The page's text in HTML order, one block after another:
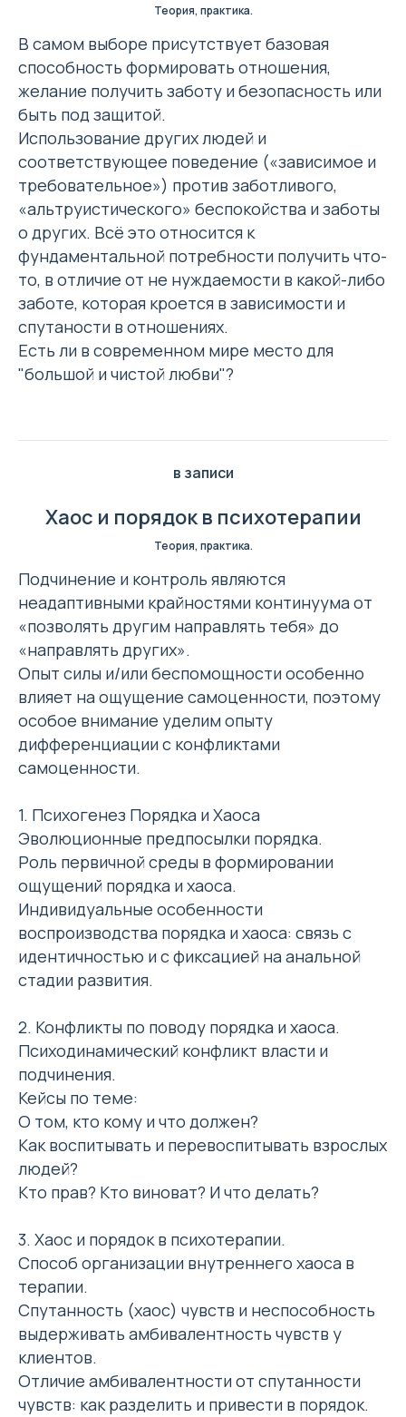
Теория, практика.
В самом выборе присутствует базовая
способность формировать отношения,
желание получить заботу и безопасность или
быть под защитой.
Использование других людей и
соответствующее поведение («зависимое и
требовательное») против заботливого,
«альтруистического» беспокойства и заботы
о других. Всё это относится к
фундаментальной потребности получить что-
то, в отличие от не нуждаемости в какой-либо
заботе, которая кроется в зависимости и
спутаности в отношениях.
Есть ли в современном мире место для
"большой и чистой любви"?
в записи
Хаос и порядок в психотерапии
Теория, практика.
Подчинение и контроль являются
неадаптивными крайностями континуума от
«позволять другим направлять тебя» до
«направлять других».
Опыт силы и/или беспомощности особенно
влияет на ощущение самоценности, поэтому
особое внимание уделим опыту
дифференциации с конфликтами
самоценности.
1. Психогенез Порядка и Хаоса
Эволюционные предпосылки порядка.
Роль первичной среды в формировании
ощущений порядка и хаоса.
Индивидуальные особенности
воспроизводства порядка и хаоса: связь с
идентичностью и с фиксацией на анальной
стадии развития.
2. Конфликты по поводу порядка и хаоса.
Психодинамический конфликт власти и
подчинения.
Кейсы по теме:
О том, кто кому и что должен?
Как воспитывать и перевоспитывать взрослых
людей?
Кто прав? Кто виноват? И что делать?
3. Хаос и порядок в психотерапии.
Способ организации внутреннего хаоса в
терапии.
Спутанность (хаос) чувств и неспособность
выдерживать амбивалентность чувств у
клиентов.
Отличие амбивалентности от спутанности
чувств: как разделить и привести в порядок.